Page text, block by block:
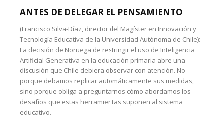
ANTES DE DELEGAR EL PENSAMIENTO
(Francisco Silva-Díaz, director del Magíster en Innovación y
Tecnología Educativa de la Universidad Autónoma de Chile):
La decisión de Noruega de restringir el uso de Inteligencia
Artificial Generativa en la educación primaria abre una
discusión que Chile debiera observar con atención. No
porque debamos replicar automáticamente sus medidas,
sino porque obliga a preguntarnos cómo abordamos los
desafíos que estas herramientas suponen al sistema
educativo.